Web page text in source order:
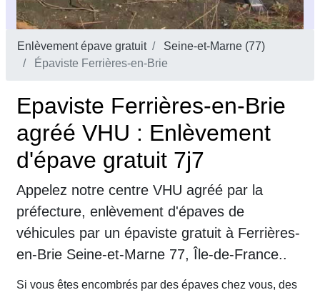
Enlèvement épave gratuit
Seine-et-Marne (77)
Épaviste Ferrières-en-Brie
Epaviste Ferrières-en-Brie
agréé VHU : Enlèvement
d'épave gratuit 7j7
Appelez notre centre VHU agréé par la
préfecture, enlèvement d'épaves de
véhicules par un épaviste gratuit à Ferrières-
en-Brie Seine-et-Marne 77, Île-de-France..
Si vous êtes encombrés par des épaves chez vous, des